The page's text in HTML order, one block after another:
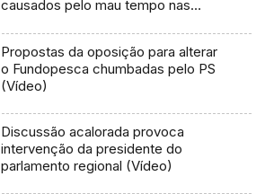
causados pelo mau tempo nas
Propostas da oposição para alterar
o Fundopesca chumbadas pelo PS
(Vídeo)
Discussão acalorada provoca
intervenção da presidente do
parlamento regional (Vídeo)